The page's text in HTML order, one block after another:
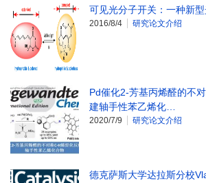
可见光分子开关：一种新
2016/8/4 研究论文介绍
Pd催化2-芳基丙烯醛的不
建轴手性苯乙烯化…
2020/7/9 研究论文介绍
德克萨斯大学达拉斯分校